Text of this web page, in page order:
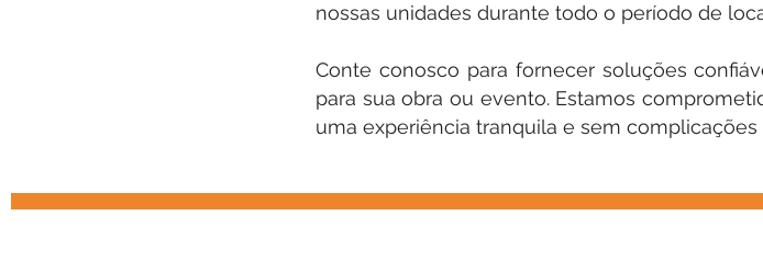
nossas unidades durante todo o período de
Conte conosco para fornecer soluções
para sua obra ou evento. Estamos
uma experiência tranquila e sem